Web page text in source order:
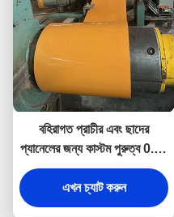
বহিরাগত প্রাচীর এবং ছাদের
প্যানেলের জন্য কাস্টম পুরুত্ব 0.6–
1.2 মিমি পিপিজিআই কালার প্রিন্টেড
গ্যালভানাইজড স্টিল কয়েল
এখন চ্যাট করুন